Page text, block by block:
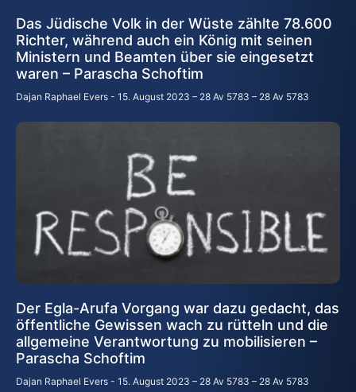
Das Jüdische Volk in der Wüste zählte 78.600
Richter, während auch ein König mit seinen
Ministern und Beamten über sie eingesetzt
waren – Parascha Schoftim
Dajan Raphael Evers 15. August 2023 – 28 Av 5783 – 28 Av 5783
Der Egla-Arufa Vorgang war dazu gedacht, das
öffentliche Gewissen wach zu rütteln und die
allgemeine Verantwortung zu mobilisieren –
Parascha Schoftim
Dajan Raphael Evers 15. August 2023 – 28 Av 5783 – 28 Av 5783